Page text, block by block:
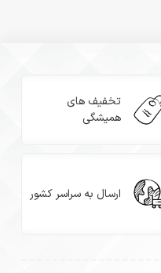
تخفیف های
همیشگی
ارسال به سراسر کشور